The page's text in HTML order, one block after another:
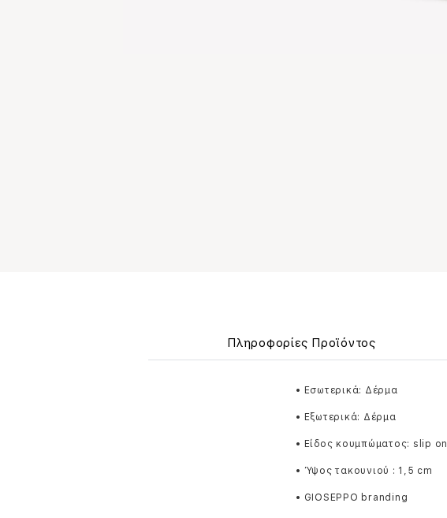
Πληροφορίες Προϊόντος
• Εσωτερικά: Δέρμα
• Εξωτερικά: Δέρμα
• Είδος κουμπώματος: slip on
• Ύψος τακουνιού : 1,5 cm
• GIOSEPPO branding